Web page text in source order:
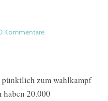
Kommentare
pünktlich zum wahlkampf
haben 20.000